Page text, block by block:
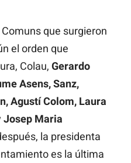
que surgieron
el orden que
Colau, Gerardo
Asens, Sanz,
Agustí Colom, Laura
Josep Maria
la presidenta
es la última